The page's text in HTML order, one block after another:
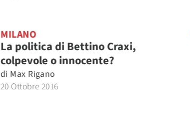
MILANO
La politica di Bettino Craxi,
colpevole o innocente?
di Max Rigano
20 Ottobre 2016